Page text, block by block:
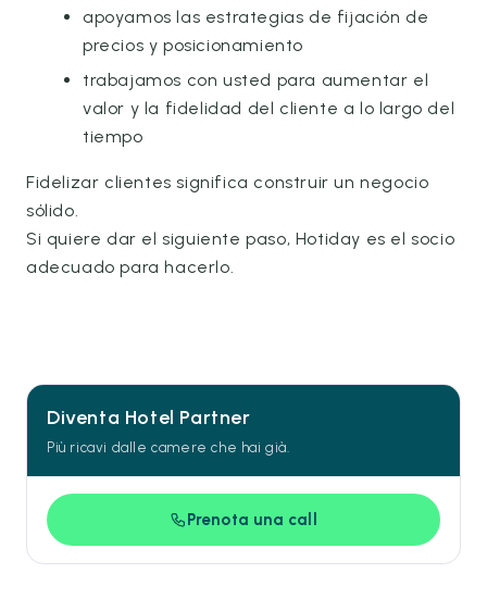
apoyamos las estrategias de fijación de
precios y posicionamiento
trabajamos con usted para aumentar el
valor y la fidelidad del cliente a lo largo del
tiempo
Fidelizar clientes significa construir un negocio
sólido.
Si quiere dar el siguiente paso, Hotiday es el socio
adecuado para hacerlo.
Diventa Hotel Partner
Più ricavi dalle camere che hai già.
Prenota una call